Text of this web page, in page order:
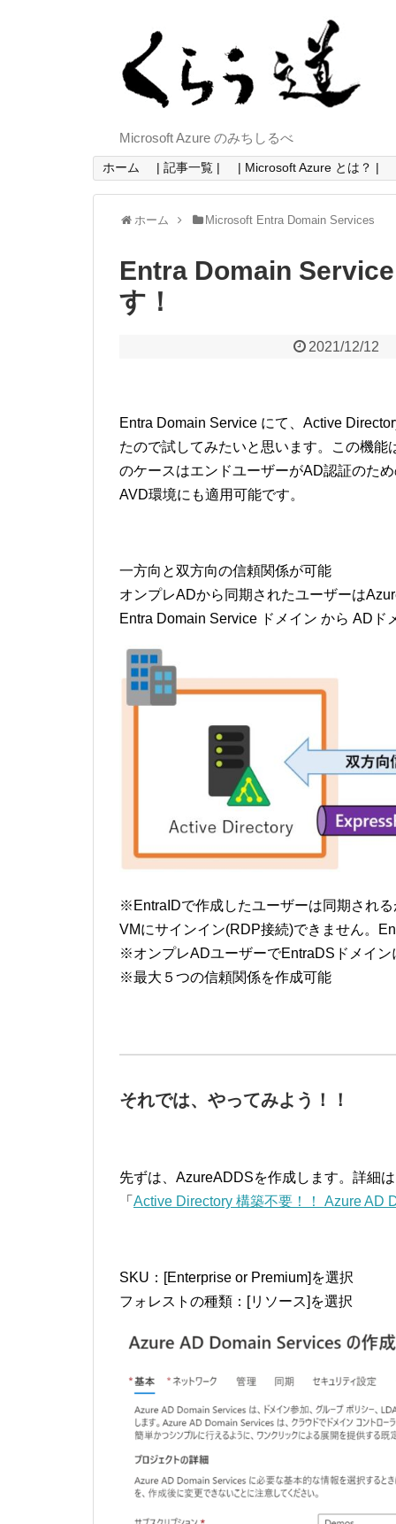
Microsoft Azure のみちしるべ
ホーム | 記事一覧 | | Microsoft Azure とは？ |
ホーム Microsoft Entra Domain Services
Entra Domain
す！
2021/12/12
Entra Domain Service にて、Active
たので試してみたいと思います。この機
のケースはエンドユーザーがAD認証のた
AVD環境にも適用可能です。
一方向と双方向の信頼関係が可能
オンプレADから同期されたユーザーは
Entra Domain Service ドメイン から AD
※EntraIDで作成したユーザーは同期され
VMにサインイン(RDP接続)できません。
※オンプレADユーザーでEntraDSドメイ
※最大５つの信頼関係を作成可能
それでは、やってみよう！！
先ずは、AzureADDSを作成します。詳細
「 Active Directory 構築不要！！ Azure AD
SKU：[Enterprise or Premium]を選択
フォレストの種類：[リソース]を選択